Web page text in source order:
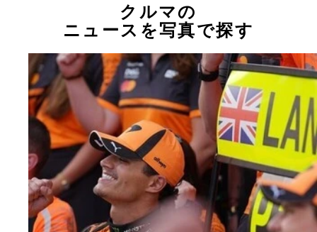
クルマの
ニュースを写真で探す